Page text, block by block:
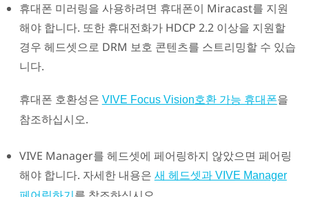
휴대폰 미러링을 사용하려면 휴대폰이 Miracast를 지원
해야 합니다. 또한 휴대전화가 HDCP 2.2 이상을 지원할
경우 헤드셋으로 DRM 보호 콘텐츠를 스트리밍할 수 있습
니다.
휴대폰 호환성은 VIVE Focus Vision호환 가능 휴대폰을
참조하십시오.
VIVE Manager를 헤드셋에 페어링하지 않았으면 페어링
해야 합니다. 자세한 내용은 새 헤드셋과 VIVE Manager